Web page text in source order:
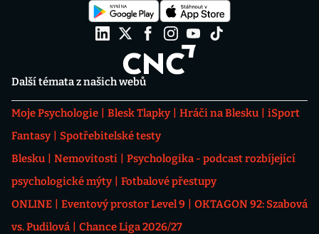
Další témata z našich webů
Moje Psychologie Blesk Tlapky Hráči na Blesku
iSport
Fantasy
Spotřebitelské testy
Blesku
Nemovitosti
Psychologika - podcast rozbíjející
psychologické mýty
Fotbalové přestupy
ONLINE
Eventový prostor Level 9
OKTAGON 92: Szabová
vs. Pudilová
Chance Liga 2026/27